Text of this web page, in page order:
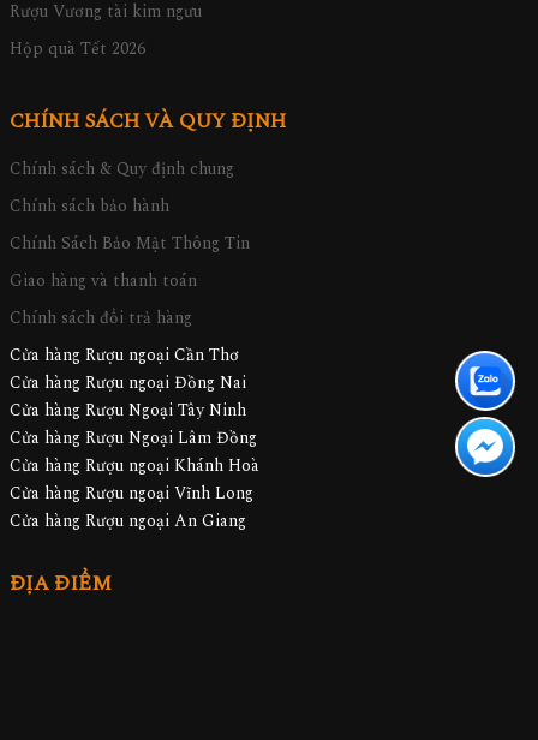
Rượu Vương tài kim ngưu
Hộp quà Tết 2026
CHÍNH SÁCH VÀ QUY ĐỊNH
Chính sách & Quy định chung
Chính sách bảo hành
Chính Sách Bảo Mật Thông Tin
Giao hàng và thanh toán
Chính sách đổi trả hàng
Cửa hàng Rượu ngoại Cần Thơ
Cửa hàng Rượu ngoại Đồng Nai
Cửa hàng Rượu Ngoại Tây Ninh
Cửa hàng Rượu Ngoại Lâm Đồng
Cửa hàng Rượu ngoại Khánh Hoà
Cửa hàng Rượu ngoại Vĩnh Long
Cửa hàng Rượu ngoại An Giang
ĐỊA ĐIỂM